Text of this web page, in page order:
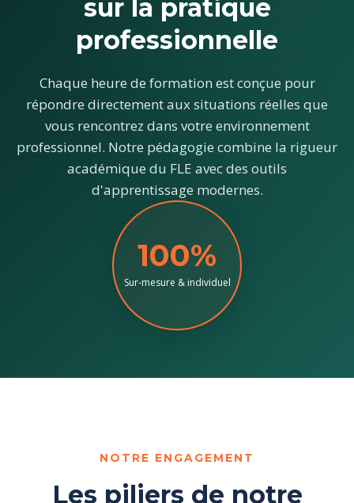
sur la pratique
professionnelle
Chaque heure de formation est conçue pour
répondre directement aux situations réelles que
vous rencontrez dans votre environnement
professionnel. Notre pédagogie combine la rigueur
académique du FLE avec des outils
d'apprentissage modernes.
100%
Sur-mesure & individuel
NOTRE ENGAGEMENT
Les piliers de notre